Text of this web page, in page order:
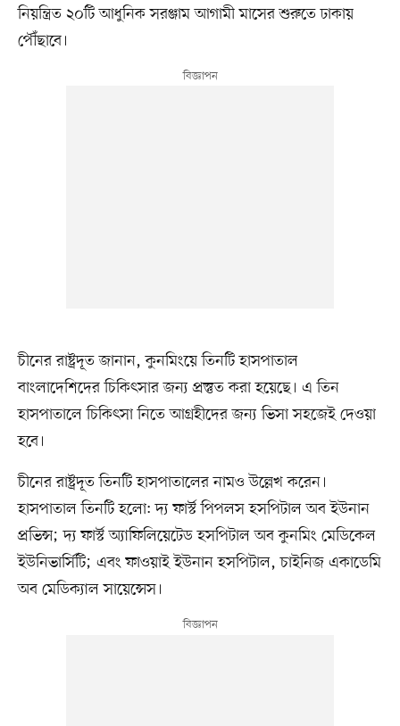
নিয়ন্ত্রিত ২০টি আধুনিক সরঞ্জাম আগামী মাসের শুরুতে ঢাকায়
পৌঁছাবে।
চীনের রাষ্ট্রদূত জানান, কুনমিংয়ে তিনটি হাসপাতাল
বাংলাদেশিদের চিকিৎসার জন্য প্রস্তুত করা হয়েছে। এ তিন
হাসপাতালে চিকিৎসা নিতে আগ্রহীদের জন্য ভিসা সহজেই দেওয়া
হবে।
চীনের রাষ্ট্রদূত তিনটি হাসপাতালের নামও উল্লেখ করেন।
হাসপাতাল তিনটি হলো: দ্য ফার্স্ট পিপলস হসপিটাল অব ইউনান
প্রভিন্স; দ্য ফার্স্ট অ্যাফিলিয়েটেড হসপিটাল অব কুনমিং মেডিকেল
ইউনিভার্সিটি; এবং ফাওয়াই ইউনান হসপিটাল, চাইনিজ একাডেমি
অব মেডিক্যাল সায়েন্সেস।